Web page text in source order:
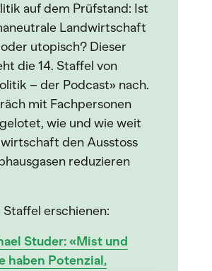
auf dem Prüfstand: Ist
Landwirtschaft
utopisch? Dieser
die 14. Staffel von
– der Podcast» nach.
mit Fachpersonen
wie und wie weit
den Ausstoss
reduzieren
Staffel erschienen:
Studer: «Mist und
haben Potenzial,